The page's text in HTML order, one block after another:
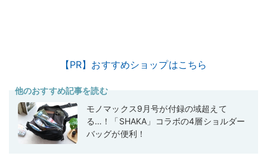
【PR】おすすめショップはこちら
他のおすすめ記事を読む
モノマックス9月号が付録の域超えて
る…！「SHAKA」コラボの4層ショルダー
バッグが便利！